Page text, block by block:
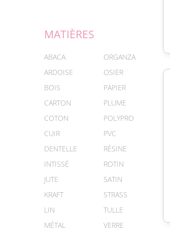
MATIÈRES
ABACA
ARDOISE
BOIS
CARTON
COTON
CUIR
DENTELLE
INTISSÉ
JUTE
KRAFT
LIN
MÉTAL
ORGANZA
OSIER
PAPIER
PLUME
POLYPRO
PVC
RÉSINE
ROTIN
SATIN
STRASS
TULLE
VERRE